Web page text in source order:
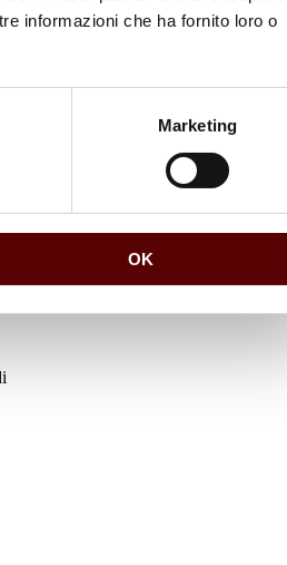
informazioni che ha fornito loro o
Marketing
OK